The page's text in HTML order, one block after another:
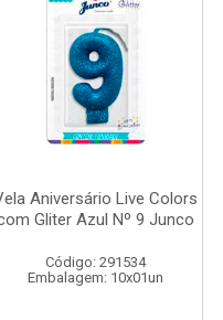
Aniversário Live Colors
Gliter Azul Nº 9 Junco
Código: 291534
Embalagem: 10x01un